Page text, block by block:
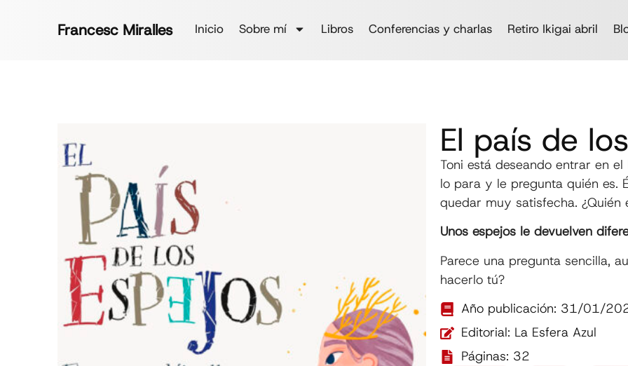
Francesc Miralles Inicio Sobre mí Libros Conferencias y charlas Retiro Ikigai abril
El país de
Toni está deseando entrar en el
lo para y le pregunta quién es.
quedar muy satisfecha. ¿Quién
Unos espejos le devuelven
Parece una pregunta sencilla,
hacerlo tú?
Año publicación: 31/01/
Editorial: La Esfera Azul
Páginas: 32